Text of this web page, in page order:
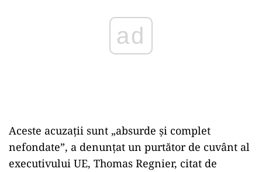
Aceste acuzații sunt „absurde și complet
nefondate”, a denunțat un purtător de cuvânt al
executivului UE, Thomas Regnier, citat de